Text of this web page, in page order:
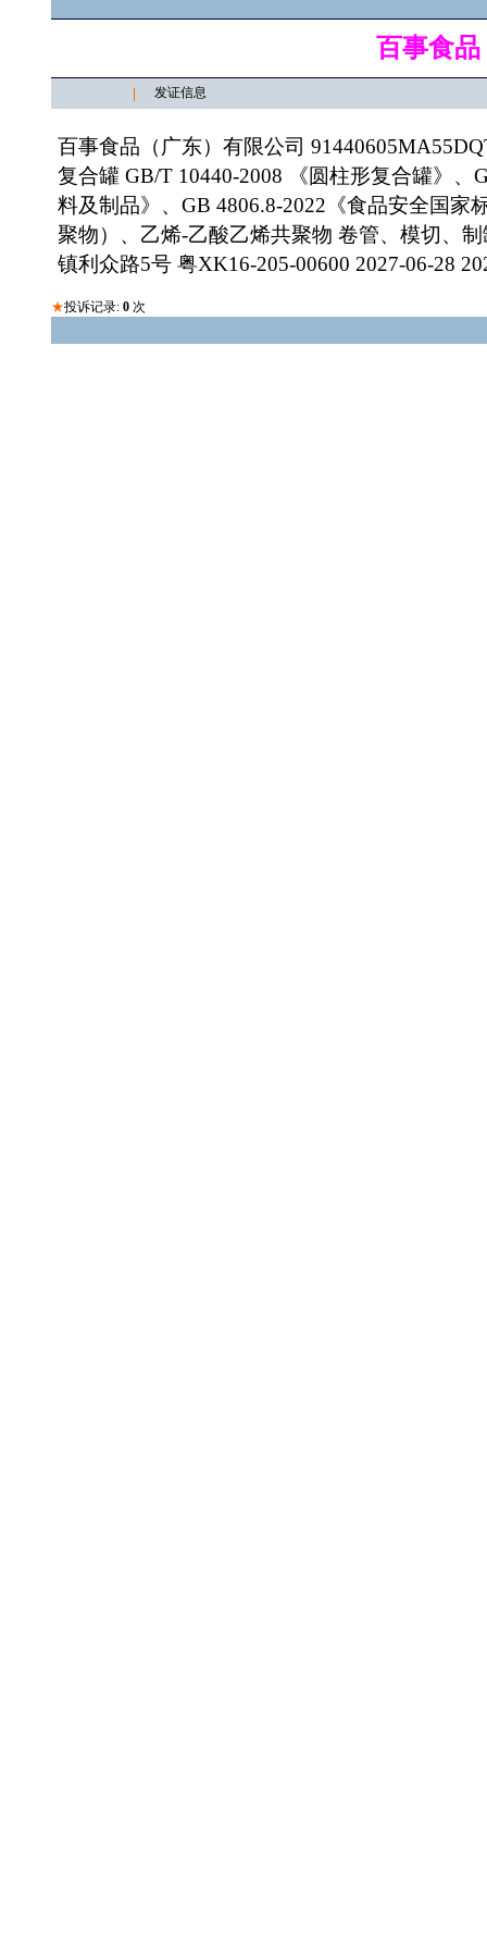
百事食
发证信息
百事食品（广东）有限公司
复合罐 GB/T 10440-2008 《圆柱形复合罐》
料及制品》、GB 4806.8-2022《食品安全国
聚物）、乙烯-乙酸乙烯共聚物 卷管、模切、
镇利众路5号 粤XK16-205-00600 2027-06-28
★投诉记录: 0 次